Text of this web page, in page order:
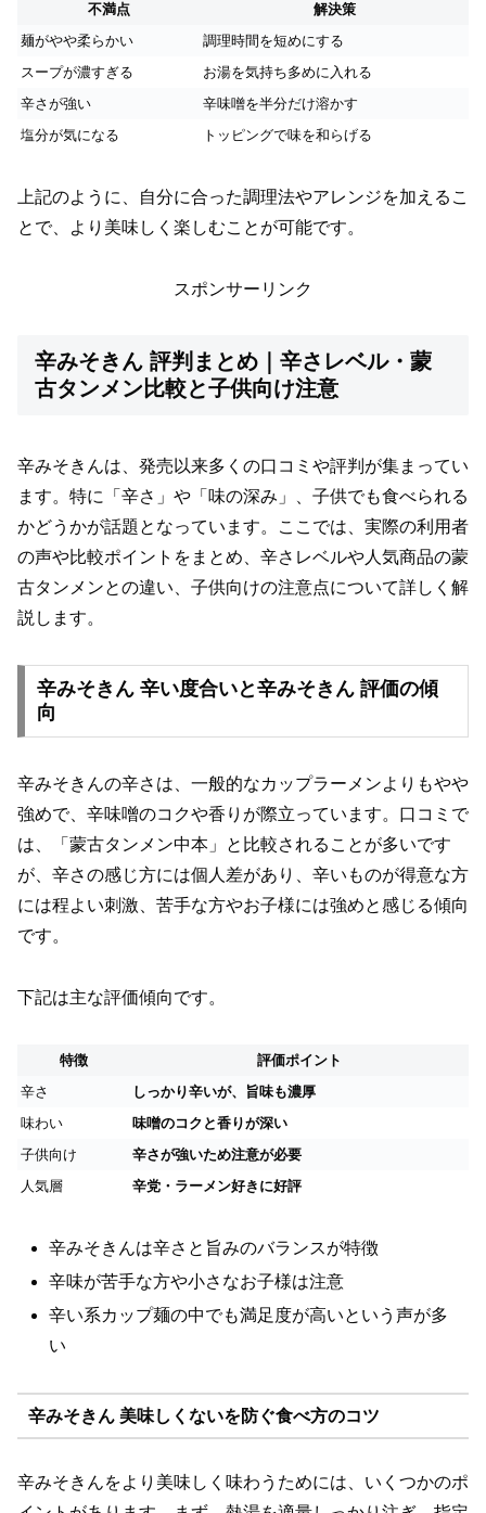
不満点
解決策
麺がやや柔らかい
調理時間を短めにする
スープが濃すぎる
お湯を気持ち多めに入れる
辛さが強い
辛味噌を半分だけ溶かす
塩分が気になる
トッピングで味を和らげる
上記のように、自分に合った調理法やアレンジを加えるこ
とで、より美味しく楽しむことが可能です。
スポンサーリンク
辛みそきん 評判まとめ｜辛さレベル・蒙
古タンメン比較と子供向け注意
辛みそきんは、発売以来多くの口コミや評判が集まってい
ます。特に「辛さ」や「味の深み」、子供でも食べられる
かどうかが話題となっています。ここでは、実際の利用者
の声や比較ポイントをまとめ、辛さレベルや人気商品の蒙
古タンメンとの違い、子供向けの注意点について詳しく解
説します。
辛みそきん 辛い度合いと辛みそきん 評価の傾
向
辛みそきんの辛さは、一般的なカップラーメンよりもやや
強めで、辛味噌のコクや香りが際立っています。口コミで
は、「蒙古タンメン中本」と比較されることが多いです
が、辛さの感じ方には個人差があり、辛いものが得意な方
には程よい刺激、苦手な方やお子様には強めと感じる傾向
です。
下記は主な評価傾向です。
特徴
評価ポイント
辛さ
しっかり辛いが、旨味も濃厚
味わい
味噌のコクと香りが深い
子供向け
辛さが強いため注意が必要
人気層
辛党・ラーメン好きに好評
辛みそきんは辛さと旨みのバランスが特徴
辛味が苦手な方や小さなお子様は注意
辛い系カップ麺の中でも満足度が高いという声が多
い
辛みそきん 美味しくないを防ぐ食べ方のコツ
辛みそきんをより美味しく味わうためには、いくつかのポ